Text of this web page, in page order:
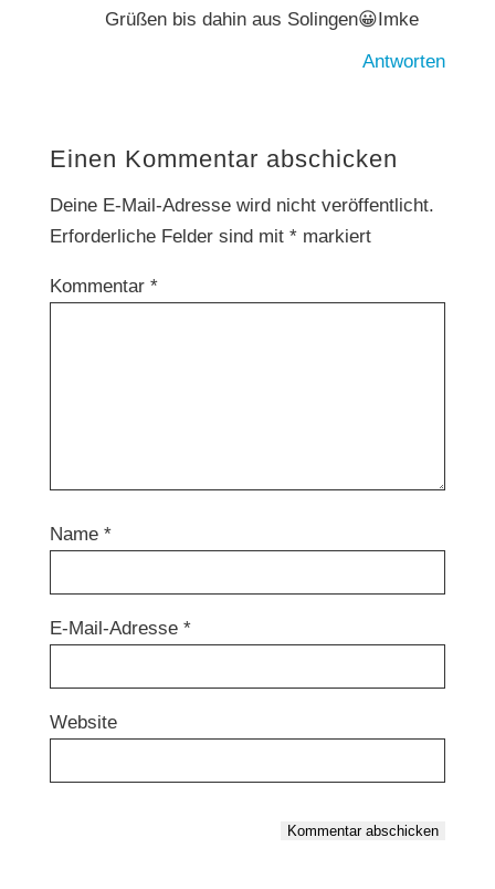
Grüßen bis dahin aus Solingen😀Imke
Antworten
Einen Kommentar abschicken
Deine E-Mail-Adresse wird nicht veröffentlicht.
Erforderliche Felder sind mit *markiert
Kommentar *
Name *
E-Mail-Adresse *
Website
Kommentar abschicken